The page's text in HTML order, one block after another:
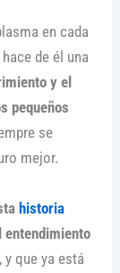
en cada
de él una
y el
pequeños
se
mejor.
historia
entendimiento
y que ya está